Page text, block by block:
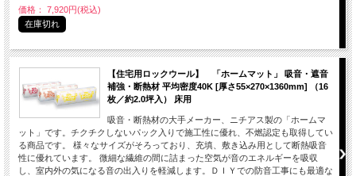
価格： 7,920円(税込)
在庫切れ
【住宅用ロックウール】 「ホームマット」 吸音・遮音
補強・断熱材 平均密度40K [厚さ55×270×1360mm] （16
枚／約2.0坪入） 床用
吸音・断熱材の大手メーカー、ニチアス製の「ホームマ
ット」です。チクチクしないパック入りで施工性に優れ、不燃認定も取得してい
る商品です。 様々なサイズがそろっており、充填、敷き込み用として断熱吸音
性に優れています。 微細な繊維の間に詰まった空気が音のエネルギーを吸収
し、室内外の気になる音の出入りを軽減します。ＤＩＹでの防音工事にも最適な